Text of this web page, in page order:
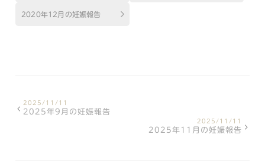
2020年12月の妊娠報告
2025/11/11
2025年9月の妊娠報告
2025/11/11
2025年11月の妊娠報告